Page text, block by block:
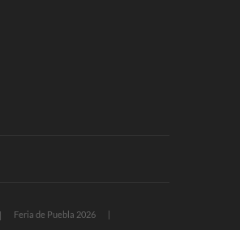
Feria de Puebla 2026